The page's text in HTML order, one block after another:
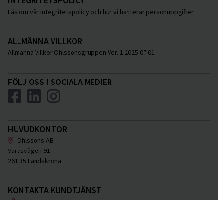
Läs om vår integritetspolicy och hur vi hanterar personuppgifter
ALLMÄNNA VILLKOR
Allmänna Villkor Ohlssonsgruppen Ver. 1 2025 07 01
FÖLJ OSS I SOCIALA MEDIER
HUVUDKONTOR
Ohlssons AB
Varvsvägen 91
261 35 Landskrona
KONTAKTA KUNDTJÄNST